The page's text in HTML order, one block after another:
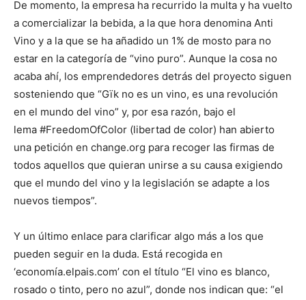
De momento, la empresa ha recurrido la multa y ha vuelto
a comercializar la bebida, a la que hora denomina Anti
Vino y a la que se ha añadido un 1% de mosto para no
estar en la categoría de “vino puro”. Aunque la cosa no
acaba ahí, los emprendedores detrás del proyecto siguen
sosteniendo que “Gïk no es un vino, es una revolución
en el mundo del vino” y, por esa razón, bajo el
lema #FreedomOfColor (libertad de color) han abierto
una petición en change.org para recoger las firmas de
todos aquellos que quieran unirse a su causa exigiendo
que el mundo del vino y la legislación se adapte a los
nuevos tiempos”.
Y un último enlace para clarificar algo más a los que
pueden seguir en la duda. Está recogida en
‘economía.elpais.com’ con el título “El vino es blanco,
rosado o tinto, pero no azul”, donde nos indican que: “el